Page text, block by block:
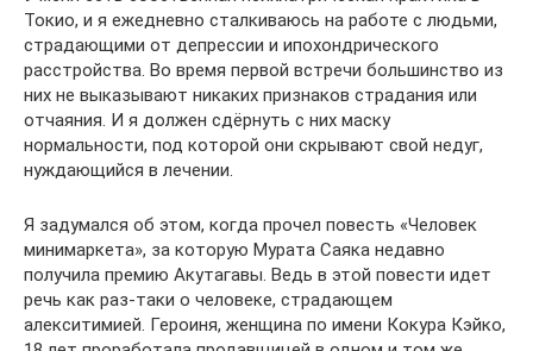
Токио, и я ежедневно сталкиваюсь на работе с людьми,
страдающими от депрессии и ипохондрического
расстройства. Во время первой встречи большинство из
них не выказывают никаких признаков страдания или
отчаяния. И я должен сдёрнуть с них маску
нормальности, под которой они скрывают свой недуг,
нуждающийся в лечении.
Я задумался об этом, когда прочел повесть «Человек
минимаркета», за которую Мурата Саяка недавно
получила премию Акутагавы. Ведь в этой повести идет
речь как раз-таки о человеке, страдающем
алекситимией. Героиня, женщина по имени Кокура Кэйко,